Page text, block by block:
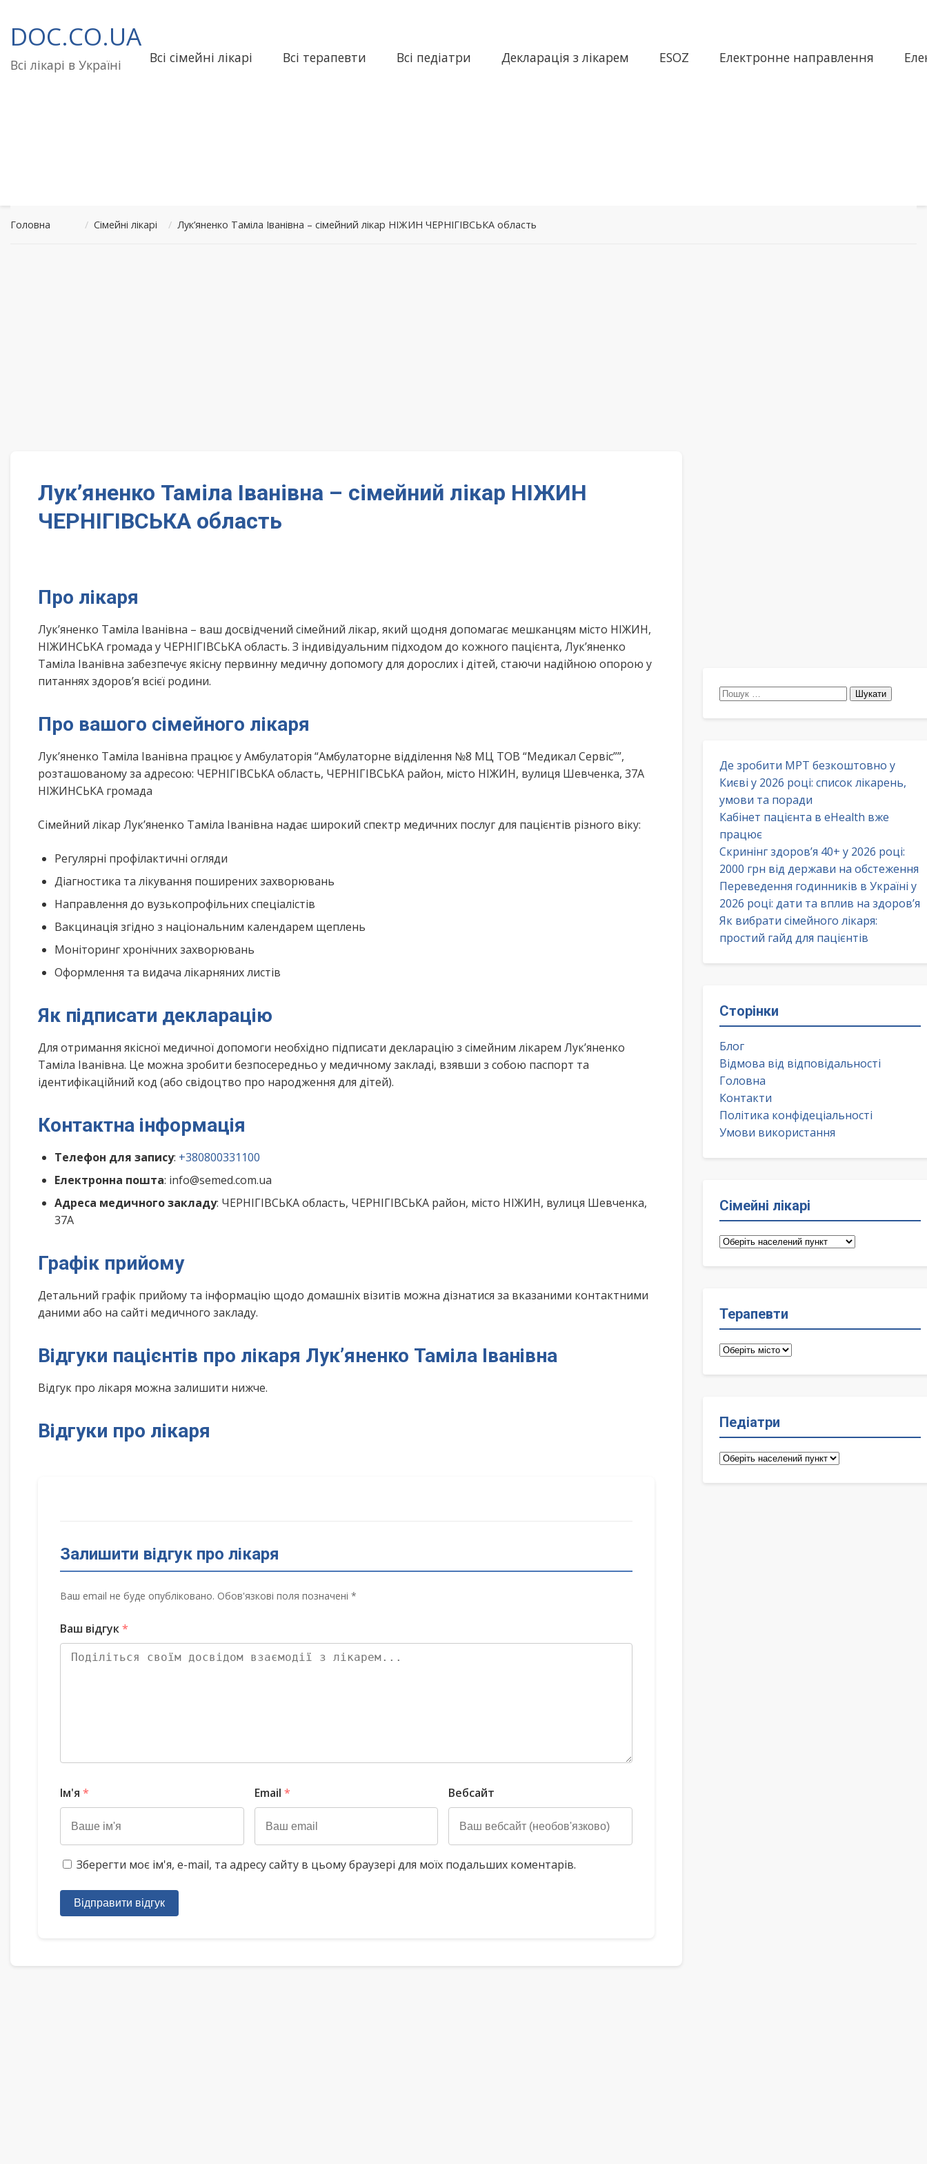
до
вмісту
DOC.CO.UA
Всі лікарі в Україні Всі сімейні лікарі Всі терапевти Всі педіатри Декларація з лікарем ESOZ Електронне направлення
Головна / Сімейні лікарі / Лук’яненко Таміла Іванівна – сімейний лікар НІЖИН ЧЕРНІГІВСЬКА область
Лук’яненко Таміла Іванівна – сімейний лікар НІЖИН
ЧЕРНІГІВСЬКА область
Про лікаря
Лук’яненко Таміла Іванівна – ваш досвідчений сімейний лікар, який щодня допомагає мешканцям місто НІЖИН,
НІЖИНСЬКА громада у ЧЕРНІГІВСЬКА область. З індивідуальним підходом до кожного пацієнта, Лук’яненко
Таміла Іванівна забезпечує якісну первинну медичну допомогу для дорослих і дітей, стаючи надійною опорою у
питаннях здоров’я всієї родини.
Про вашого сімейного лікаря
Лук’яненко Таміла Іванівна працює у Амбулаторія “Амбулаторне відділення №8 МЦ ТОВ “Медикал Сервіс””,
розташованому за адресою: ЧЕРНІГІВСЬКА область, ЧЕРНІГІВСЬКА район, місто НІЖИН, вулиця Шевченка, 37А
НІЖИНСЬКА громада
Сімейний лікар Лук’яненко Таміла Іванівна надає широкий спектр медичних послуг для пацієнтів різного віку:
Регулярні профілактичні огляди
Діагностика та лікування поширених захворювань
Направлення до вузькопрофільних спеціалістів
Вакцинація згідно з національним календарем щеплень
Моніторинг хронічних захворювань
Оформлення та видача лікарняних листів
Як підписати декларацію
Для отримання якісної медичної допомоги необхідно підписати декларацію з сімейним лікарем Лук’яненко
Таміла Іванівна. Це можна зробити безпосередньо у медичному закладі, взявши з собою паспорт та
ідентифікаційний код (або свідоцтво про народження для дітей).
Контактна інформація
Телефон для запису: +380800331100
Електронна пошта: info@semed.com.ua
Адреса медичного закладу: ЧЕРНІГІВСЬКА область, ЧЕРНІГІВСЬКА район, місто НІЖИН, вулиця Шевченка,
37А
Графік прийому
Детальний графік прийому та інформацію щодо домашніх візитів можна дізнатися за вказаними контактними
даними або на сайті медичного закладу.
Відгуки пацієнтів про лікаря Лук’яненко Таміла Іванівна
Відгук про лікаря можна залишити нижче.
Відгуки про лікаря
Залишити відгук про лікаря
Ваш email не буде опубліковано. Обов'язкові поля позначені *
Ваш відгук*
Ім'я * Email * Вебсайт
Зберегти моє ім'я, e-mail, та адресу сайту в цьому браузері для моїх подальших коментарів.
Відправити відгук
Пошук:
Де зробити МРТ безкоштовно у
Києві у 2026 році: список лікарень,
умови та поради
Кабінет пацієнта в eHealth вже
працює
Скринінг здоров’я 40+ у 2026 році:
2000 грн від держави на обстеження
Переведення годинників в Україні у
2026 році: дати та вплив на здоров’я
Як вибрати сімейного лікаря:
простий гайд для пацієнтів
Сторінки
Блог
Відмова від відповідальності
Головна
Контакти
Політика конфідеціальності
Умови використання
Сімейні лікарі
Сімейні
Терапевти
Терапевти
Педіатри
Педіатри